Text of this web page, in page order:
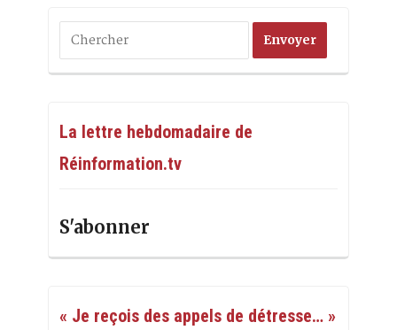
La lettre hebdomadaire de
Réinformation.tv
S'abonner
« Je reçois des appels de détresse… »